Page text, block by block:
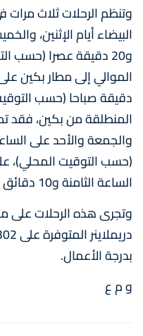
وتنظم الرحلات ثلاث
البيضاء أيام الإثنين،
و20 دقيقة عصرا (حسب
دقيقة صباحا (حسب
المنطلقة من بكين، فقد
(حسب التوقيت المحلي)،
الساعة الثامنة و10 دقائق مساء (حسب التوقيت المحلي).
بدرجة الأعمال.
و م ع